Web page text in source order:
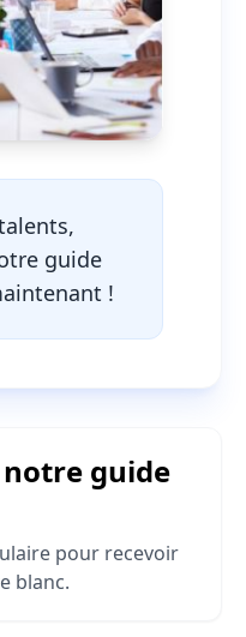
guide
!
guide
pour recevoir
blanc.